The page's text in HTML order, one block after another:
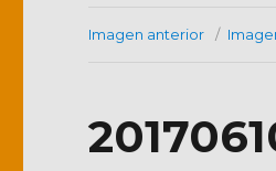
Imagen anterior